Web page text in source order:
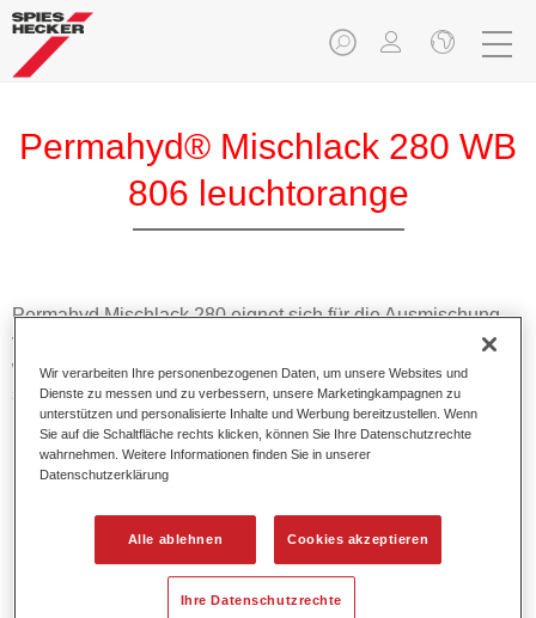
Permahyd® Mischlack 280 WB
806 leuchtorange
Permahyd Mischlack 280 eignet sich für die Ausmischung
von Permahyd Perlmutt Basislack 285, einem hochwertigen
wasserverdünnbaren Basislacksystem. Es basiert auf einer
speziellen PU-Dispersionstechnologie für Uni- und
Effektlackierungen.
Produktmerkmale
1,5 Spritzgängen.
Bietet ein gutes Standvermögen.
Verfügt über ein hohes Deckvermögen.
Besitzt eine hohe Farbtongenauigkeit.
Wir verarbeiten Ihre personenbezogenen Daten, um unsere Websites und
Dienste zu messen und zu verbessern, unsere Marketingkampagnen zu
unterstützen und personalisierte Inhalte und Werbung bereitzustellen. Wenn
Sie auf die Schaltfläche rechts klicken, können Sie Ihre Datenschutzrechte
wahrnehmen. Weitere Informationen finden Sie in unserer
Datenschutzerklärung
Alle ablehnen Cookies akzeptieren
Ihre Datenschutzrechte